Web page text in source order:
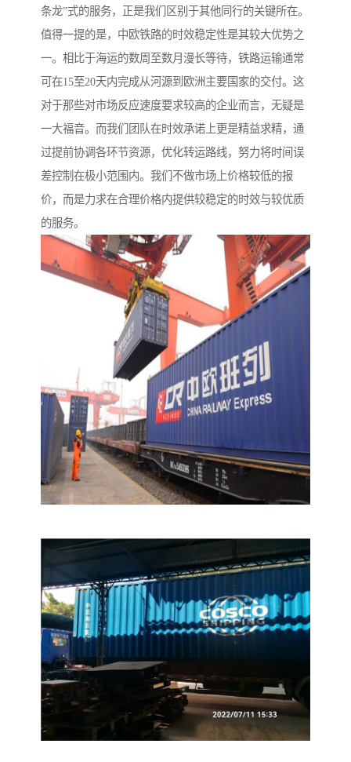
条龙”式的服务，正是我们区别于其他同行的关键所在。
值得一提的是，中欧铁路的时效稳定性是其较大优势之
一。相比于海运的数周至数月漫长等待，铁路运输通常
可在15至20天内完成从河源到欧洲主要国家的交付。这
对于那些对市场反应速度要求较高的企业而言，无疑是
一大福音。而我们团队在时效承诺上更是精益求精，通
过提前协调各环节资源，优化转运路线，努力将时间误
差控制在极小范围内。我们不做市场上价格较低的报
价，而是力求在合理价格内提供较稳定的时效与较优质
的服务。